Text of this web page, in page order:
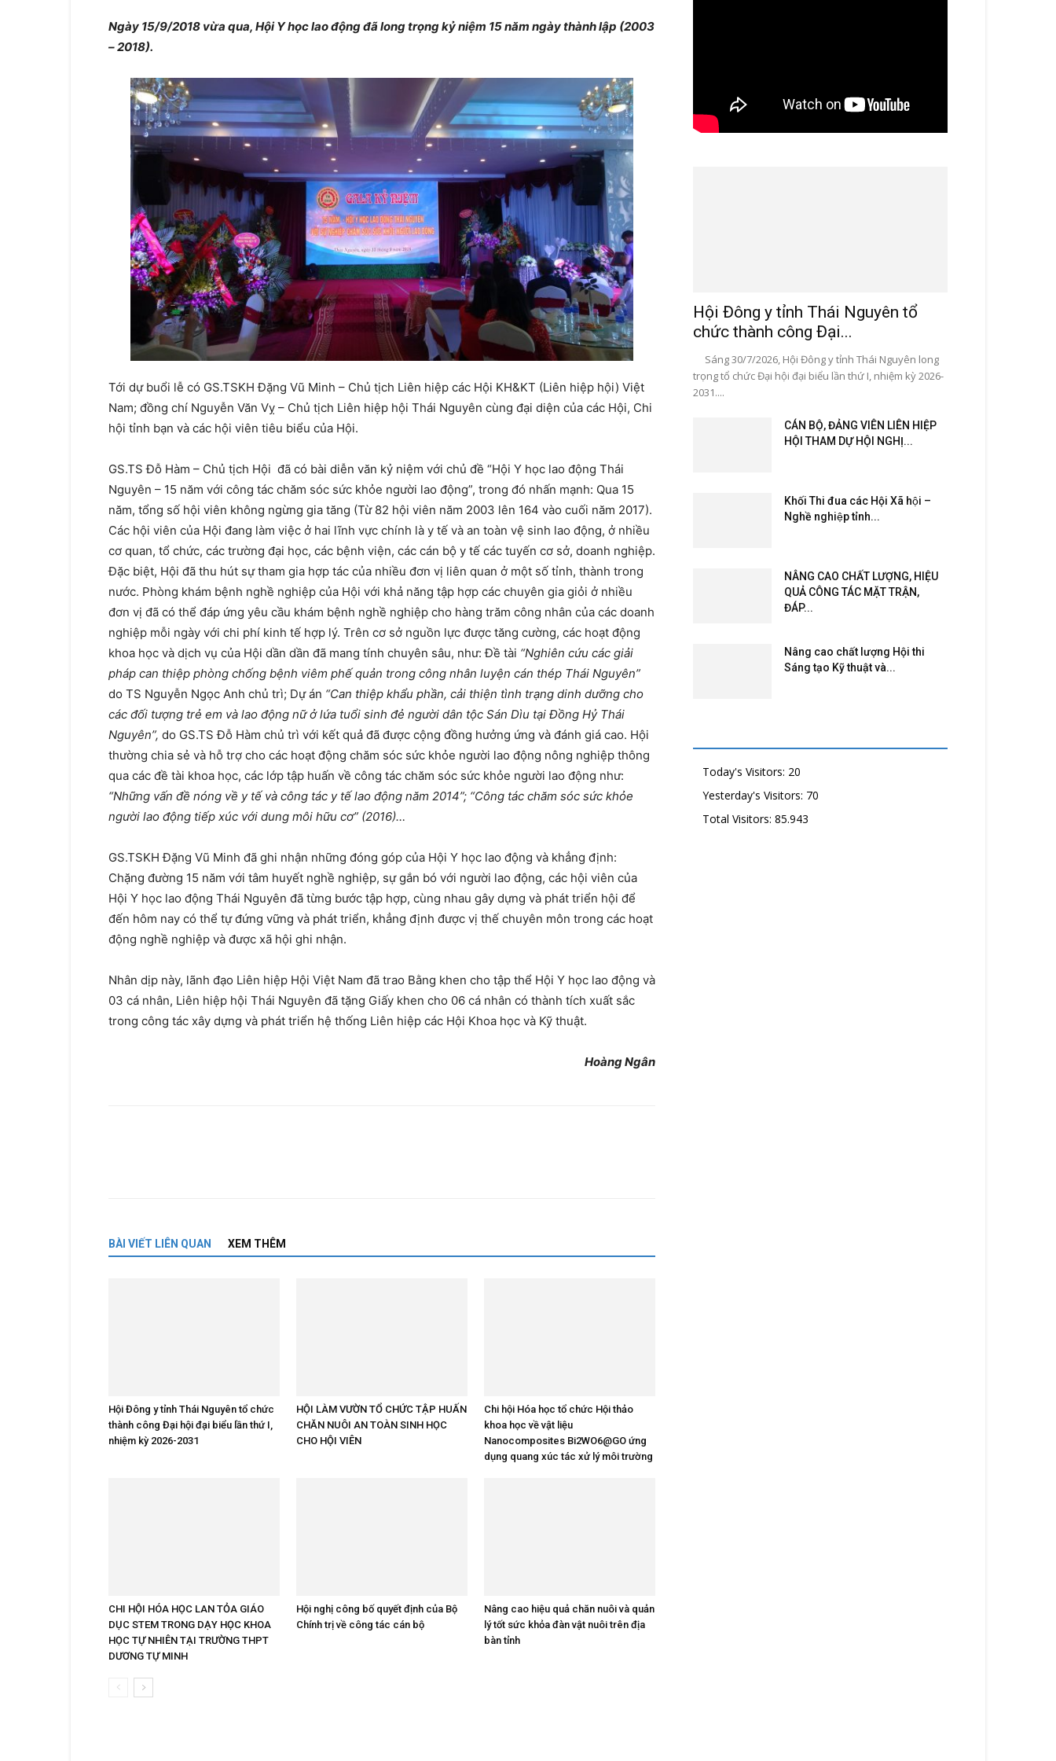
Ngày 15/9/2018 vừa qua, Hội Y học lao động đã long trọng kỷ niệm 15 năm ngày thành lập (2003
– 2018).
Tới dự buổi lễ có GS.TSKH Đặng Vũ Minh – Chủ tịch Liên hiệp các Hội KH&KT (Liên hiệp hội) Việt
Nam; đồng chí Nguyễn Văn Vỵ – Chủ tịch Liên hiệp hội Thái Nguyên cùng đại diện của các Hội, Chi
hội tỉnh bạn và các hội viên tiêu biểu của Hội.
GS.TS Đỗ Hàm – Chủ tịch Hội đã có bài diễn văn kỷ niệm với chủ đề “Hội Y học lao động Thái
Nguyên – 15 năm với công tác chăm sóc sức khỏe người lao động”, trong đó nhấn mạnh: Qua 15
năm, tổng số hội viên không ngừng gia tăng (Từ 82 hội viên năm 2003 lên 164 vào cuối năm 2017).
Các hội viên của Hội đang làm việc ở hai lĩnh vực chính là y tế và an toàn vệ sinh lao động, ở nhiều
cơ quan, tổ chức, các trường đại học, các bệnh viện, các cán bộ y tế các tuyến cơ sở, doanh nghiệp.
Đặc biệt, Hội đã thu hút sự tham gia hợp tác của nhiều đơn vị liên quan ở một số tỉnh, thành trong
nước. Phòng khám bệnh nghề nghiệp của Hội với khả năng tập hợp các chuyên gia giỏi ở nhiều
đơn vị đã có thể đáp ứng yêu cầu khám bệnh nghề nghiệp cho hàng trăm công nhân của các doanh
nghiệp mỗi ngày với chi phí kinh tế hợp lý. Trên cơ sở nguồn lực được tăng cường, các hoạt động
khoa học và dịch vụ của Hội dần dần đã mang tính chuyên sâu, như: Đề tài “Nghiên cứu các giải
pháp can thiệp phòng chống bệnh viêm phế quản trong công nhân luyện cán thép Thái Nguyên”
do TS Nguyễn Ngọc Anh chủ trì; Dự án “Can thiệp khẩu phần, cải thiện tình trạng dinh dưỡng cho
các đối tượng trẻ em và lao động nữ ở lứa tuổi sinh đẻ người dân tộc Sán Dìu tại Đồng Hỷ Thái
Nguyên”, do GS.TS Đỗ Hàm chủ trì với kết quả đã được cộng đồng hưởng ứng và đánh giá cao. Hội
thường chia sẻ và hỗ trợ cho các hoạt động chăm sóc sức khỏe người lao động nông nghiệp thông
qua các đề tài khoa học, các lớp tập huấn về công tác chăm sóc sức khỏe người lao động như:
“Những vấn đề nóng về y tế và công tác y tế lao động năm 2014”; “Công tác chăm sóc sức khỏe
người lao động tiếp xúc với dung môi hữu cơ” (2016)…
GS.TSKH Đặng Vũ Minh đã ghi nhận những đóng góp của Hội Y học lao động và khẳng định:
Chặng đường 15 năm với tâm huyết nghề nghiệp, sự gắn bó với người lao động, các hội viên của
Hội Y học lao động Thái Nguyên đã từng bước tập hợp, cùng nhau gây dựng và phát triển hội để
đến hôm nay có thể tự đứng vững và phát triển, khẳng định được vị thế chuyên môn trong các hoạt
động nghề nghiệp và được xã hội ghi nhận.
Nhân dịp này, lãnh đạo Liên hiệp Hội Việt Nam đã trao Bằng khen cho tập thể Hội Y học lao động và
03 cá nhân, Liên hiệp hội Thái Nguyên đã tặng Giấy khen cho 06 cá nhân có thành tích xuất sắc
trong công tác xây dựng và phát triển hệ thống Liên hiệp các Hội Khoa học và Kỹ thuật.
Hoàng Ngân
BÀI VIẾT LIÊN QUAN XEM THÊM
Hội Đông y tỉnh Thái Nguyên tổ chức
thành công Đại hội đại biểu lần thứ I,
nhiệm kỳ 2026-2031
HỘI LÀM VƯỜN TỔ CHỨC TẬP HUẤN
CHĂN NUÔI AN TOÀN SINH HỌC
CHO HỘI VIÊN
Chi hội Hóa học tổ chức Hội thảo
khoa học về vật liệu
Nanocomposites Bi2WO6@GO ứng
dụng quang xúc tác xử lý môi trường
CHI HỘI HÓA HỌC LAN TỎA GIÁO
DỤC STEM TRONG DẠY HỌC KHOA
HỌC TỰ NHIÊN TẠI TRƯỜNG THPT
DƯƠNG TỰ MINH
Hội nghị công bố quyết định của Bộ
Chính trị về công tác cán bộ
Nâng cao hiệu quả chăn nuôi và quản
lý tốt sức khỏa đàn vật nuôi trên địa
bàn tỉnh
Hội Đông y tỉnh Thái Nguyên tổ
chức thành công Đại...
Sáng 30/7/2026, Hội Đông y tỉnh Thái Nguyên long
trọng tổ chức Đại hội đại biểu lần thứ I, nhiệm kỳ 2026-
2031....
CÁN BỘ, ĐẢNG VIÊN LIÊN HIỆP
HỘI THAM DỰ HỘI NGHỊ...
Khối Thi đua các Hội Xã hội –
Nghề nghiệp tỉnh...
NÂNG CAO CHẤT LƯỢNG, HIỆU
QUẢ CÔNG TÁC MẶT TRẬN,
ĐÁP...
Nâng cao chất lượng Hội thi
Sáng tạo Kỹ thuật và...
Today's Visitors: 20
Yesterday's Visitors: 70
Total Visitors: 85.943